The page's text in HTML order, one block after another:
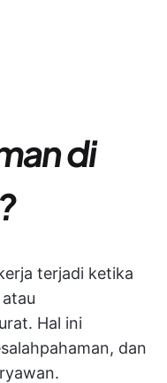
di
terjadi ketika
Hal ini
dan